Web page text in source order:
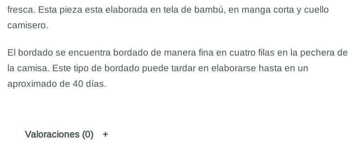
fresca. Esta pieza esta elaborada en tela de bambú, en manga corta y cuello
camisero.
El bordado se encuentra bordado de manera fina en cuatro filas en la pechera de
la camisa. Este tipo de bordado puede tardar en elaborarse hasta en un
aproximado de 40 días.
Valoraciones (0)